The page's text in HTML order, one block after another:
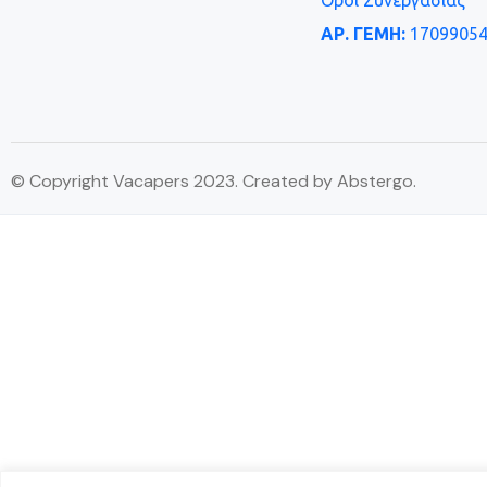
ΑΡ. ΓΕΜΗ:
© Copyright Vacapers 2023. Created by Abstergo.